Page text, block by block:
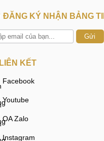
ĐĂNG KÝ NHẬN BẢNG
Gửi
LIÊN KẾT
Facebook
Youtube
OA Zalo
Instagram